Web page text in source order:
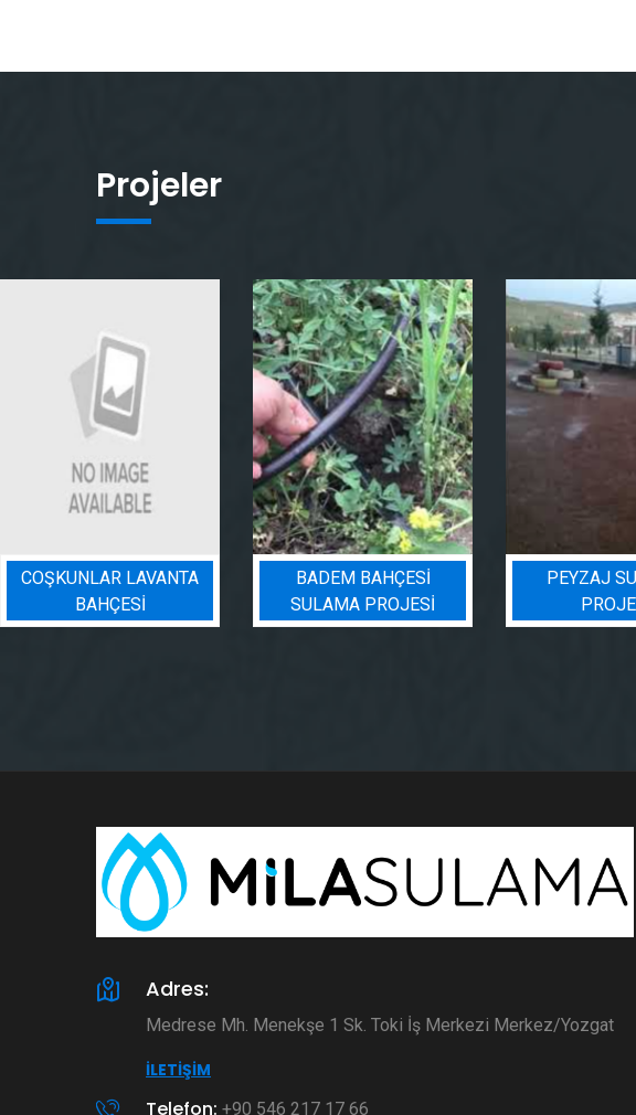
Projeler
COŞKUNLAR LAVANTA
BAHÇESİ
BADEM BAHÇESI
SULAMA PROJESI
PEYZAJ
Adres:
Medrese Mh. Menekşe 1 Sk. Toki İş Merkezi Merkez/Yozgat
İLETIŞIM
Telefon: +90 546 217 17 66